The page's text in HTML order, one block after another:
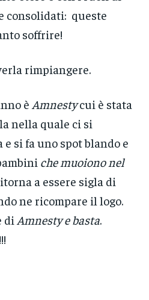
consolidati: queste
soffrire!
rimpiangere.
è Amnestycui è stata
nella quale ci si
si fa uno spot blando e
che muoiono nel
a essere sigla di
ne ricompare il logo.
di Amnesty e basta.